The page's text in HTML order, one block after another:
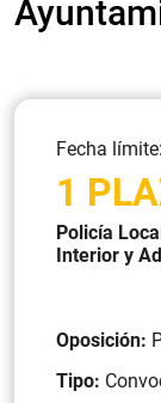
Fecha
1
Policía
Interior y
Oposición:
Tipo: